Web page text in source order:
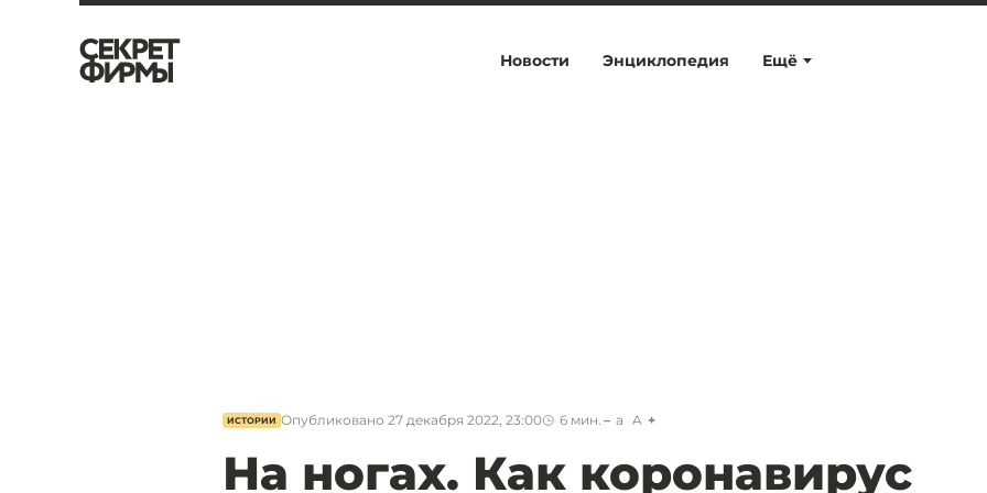
Ещё
Новости Энциклопедия
ИСТОРИИ Опубликовано 27 декабря 2022, 23:00 6 мин. a A
На ногах. Как коронавирус